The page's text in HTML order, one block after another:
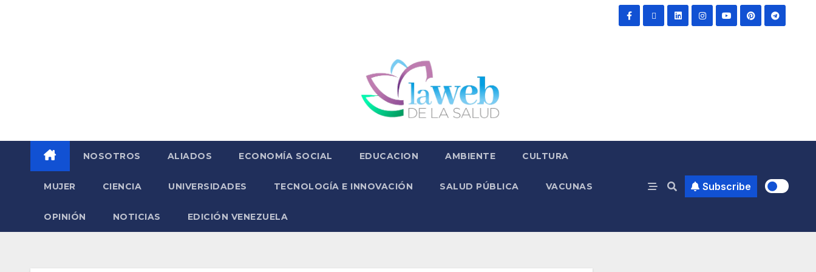
NOSOTROS ALIADOS ECONOMÍA SOCIAL EDUCACION AMBIENTE CULTURA
MUJER CIENCIA UNIVERSIDADES TECNOLOGÍA E INNOVACIÓN SALUD PÚBLICA VACUNAS
OPINIÓN NOTICIAS EDICIÓN VENEZUELA
Subscribe